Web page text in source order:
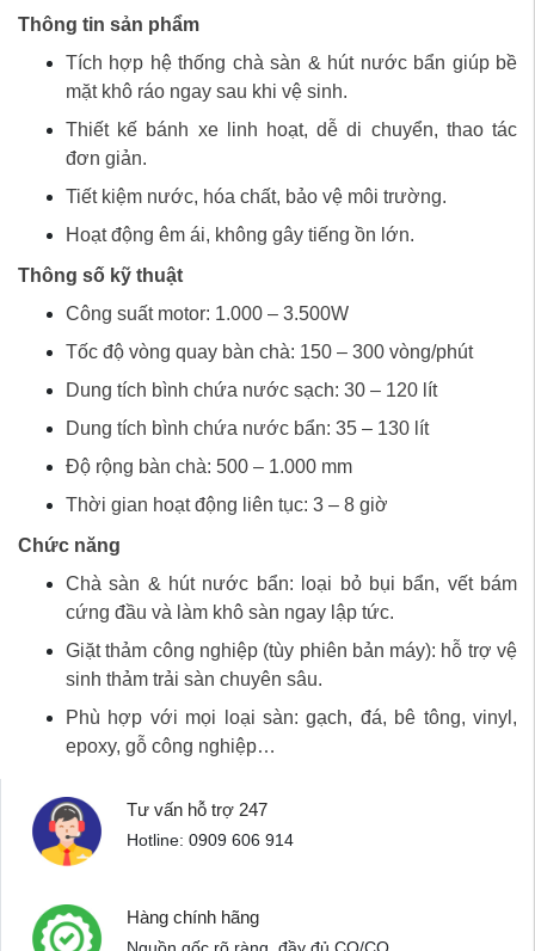
Thông tin sản phẩm
Tích hợp hệ thống chà sàn & hút nước bẩn giúp bề
mặt khô ráo ngay sau khi vệ sinh.
Thiết kế bánh xe linh hoạt, dễ di chuyển, thao tác
đơn giản.
Tiết kiệm nước, hóa chất, bảo vệ môi trường.
Hoạt động êm ái, không gây tiếng ồn lớn.
Thông số kỹ thuật
Công suất motor: 1.000 – 3.500W
Tốc độ vòng quay bàn chà: 150 – 300 vòng/phút
Dung tích bình chứa nước sạch: 30 – 120 lít
Dung tích bình chứa nước bẩn: 35 – 130 lít
Độ rộng bàn chà: 500 – 1.000 mm
Thời gian hoạt động liên tục: 3 – 8 giờ
Chức năng
Chà sàn & hút nước bẩn: loại bỏ bụi bẩn, vết bám
cứng đầu và làm khô sàn ngay lập tức.
Giặt thảm công nghiệp (tùy phiên bản máy): hỗ trợ vệ
sinh thảm trải sàn chuyên sâu.
Phù hợp với mọi loại sàn: gạch, đá, bê tông, vinyl,
epoxy, gỗ công nghiệp…
Tư vấn hỗ trợ 247
Hotline: 0909 606 914
Hàng chính hãng